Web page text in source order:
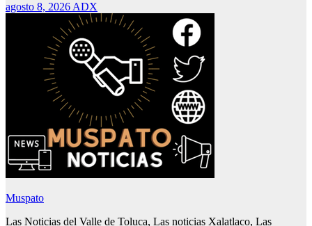
agosto 8, 2026 ADX
Muspato
Las Noticias del Valle de Toluca, Las noticias Xalatlaco, Las